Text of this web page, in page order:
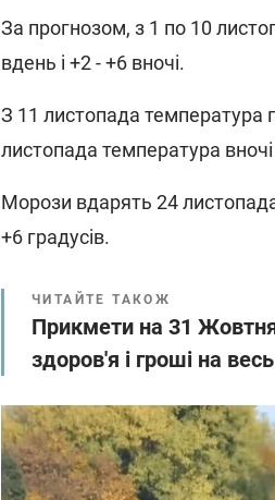
За прогнозом, з 1 по 10
вдень і +2 - +6 вночі.
З 11 листопада температура
листопада температура
Морози вдарять 24
+6 градусів.
ЧИТАЙТЕ ТАКОЖ
Прикмети на 31
здоров'я і гроші на весь